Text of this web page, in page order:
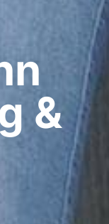
&